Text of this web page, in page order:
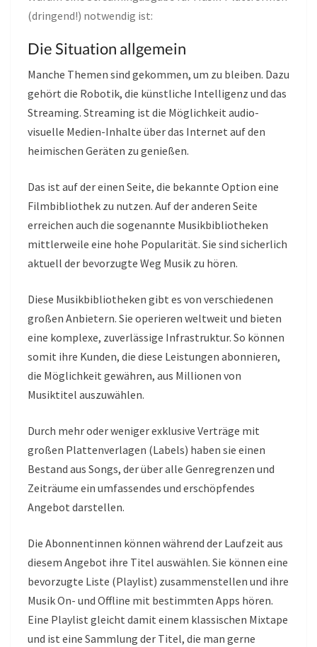
(dringend!) notwendig ist:
Die Situation allgemein
Manche Themen sind gekommen, um zu bleiben. Dazu
gehört die Robotik, die künstliche Intelligenz und das
Streaming. Streaming ist die Möglichkeit audio-
visuelle Medien-Inhalte über das Internet auf den
heimischen Geräten zu genießen.
Das ist auf der einen Seite, die bekannte Option eine
Filmbibliothek zu nutzen. Auf der anderen Seite
erreichen auch die sogenannte Musikbibliotheken
mittlerweile eine hohe Popularität. Sie sind sicherlich
aktuell der bevorzugte Weg Musik zu hören.
Diese Musikbibliotheken gibt es von verschiedenen
großen Anbietern. Sie operieren weltweit und bieten
eine komplexe, zuverlässige Infrastruktur. So können
somit ihre Kunden, die diese Leistungen abonnieren,
die Möglichkeit gewähren, aus Millionen von
Musiktitel auszuwählen.
Durch mehr oder weniger exklusive Verträge mit
großen Plattenverlagen (Labels) haben sie einen
Bestand aus Songs, der über alle Genregrenzen und
Zeiträume ein umfassendes und erschöpfendes
Angebot darstellen.
Die Abonnentinnen können während der Laufzeit aus
diesem Angebot ihre Titel auswählen. Sie können eine
bevorzugte Liste (Playlist) zusammenstellen und ihre
Musik On- und Offline mit bestimmten Apps hören.
Eine Playlist gleicht damit einem klassischen Mixtape
und ist eine Sammlung der Titel, die man gerne